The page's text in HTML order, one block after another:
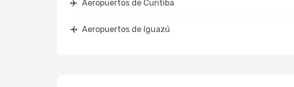
Aeropuertos de Curitiba
Aeropuertos de Iguazú